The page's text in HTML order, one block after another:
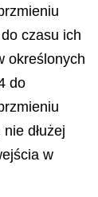
czasu ich
określonych
do
dłużej
w